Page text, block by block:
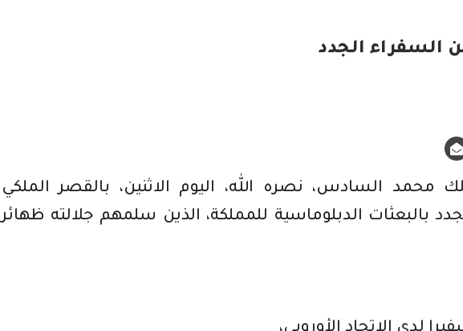
السفراء الجدد
محمد السادس، نصره الله، اليوم الاثنين، بالقصر الملكي
بالبعثات الدبلوماسية للمملكة، الذين سلمهم جلالته ظهائر